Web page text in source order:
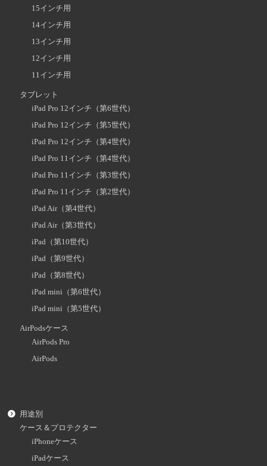
15インチ用
14インチ用
13インチ用
12インチ用
11インチ用
タブレット
iPad Pro 12インチ（第6世代）
iPad Pro 12インチ（第5世代）
iPad Pro 12インチ（第4世代）
iPad Pro 11インチ（第4世代）
iPad Pro 11インチ（第3世代）
iPad Pro 11インチ（第2世代）
iPad Air（第4世代）
iPad Air（第3世代）
iPad（第10世代）
iPad（第9世代）
iPad（第8世代）
iPad mini（第6世代）
iPad mini（第5世代）
AirPodsケース
AirPods Pro
AirPods
用途別
ケース＆プロテクター
iPhoneケース
iPadケース